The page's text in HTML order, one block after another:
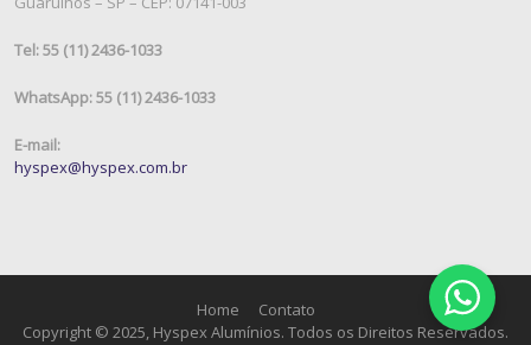
Tel: 55 (11) 2436-1033
WhatsApp: 55 (11) 2436-1033
E-mail:
hyspex@hyspex.com.br
Home
Contato
Copyright © 2025, Hyspex Alumínios. Todos os Direitos Reservados.